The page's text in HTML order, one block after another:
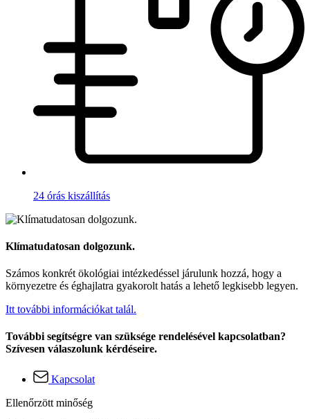
24 órás kiszállítás
Klímatudatosan dolgozunk.
Számos konkrét ökológiai intézkedéssel járulunk hozzá, hogy a
környezetre és éghajlatra gyakorolt hatás a lehető legkisebb legyen.
Itt további információkat talál.
További segítségre van szüksége rendelésével kapcsolatban?
Szívesen válaszolunk kérdéseire.
Kapcsolat
Ellenőrzött minőség